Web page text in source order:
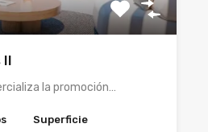
II
la promoción…
Superficie